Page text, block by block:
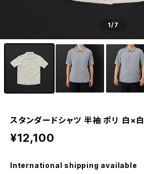
1/7
スタンダードシャツ 半袖 ポリ 白×白
¥12,100
International shipping available